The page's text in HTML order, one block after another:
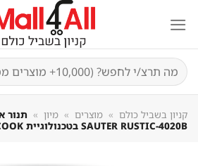
חיפוש
עבור:
קניון בשביל כולם מוצרים מיון
תנור
SAUTER RUSTIC-4020B בטכנולוגיית PRO-COOK